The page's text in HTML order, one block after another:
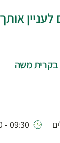
לעניין אותך
בקרית משה
09:30 - 12:30